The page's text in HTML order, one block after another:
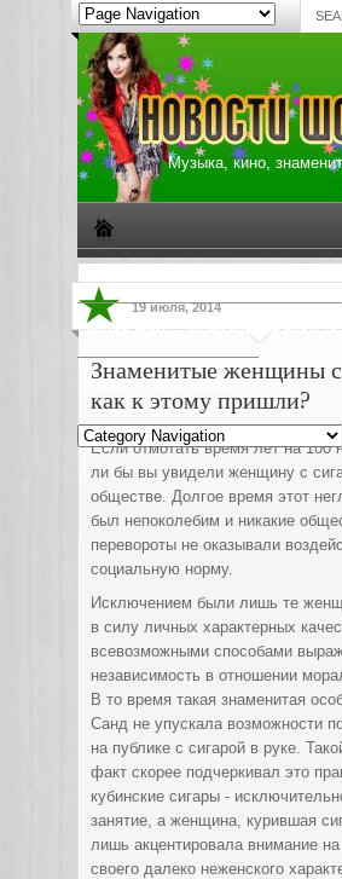
Музыка, кино,
Жизнь звезд Музыкальные новости
Новости киноиндустрии
19 июля, 2014
Знаменитые женщины с
как к этому пришли?
Если отмотать время лет на 100
ли бы вы увидели женщину с
обществе. Долгое время этот
был непоколебим и никакие
перевороты не оказывали
социальную норму.
Исключением были лишь те
в силу личных характерных
всевозможными способами
независимость в отношении
В то время такая знаменитая
Санд не упускала возможности
на публике с сигарой в руке.
факт скорее подчеркивал это
кубинские сигары -
занятие, а женщина, курившая
лишь акцентировала внимание
своего далеко неженского